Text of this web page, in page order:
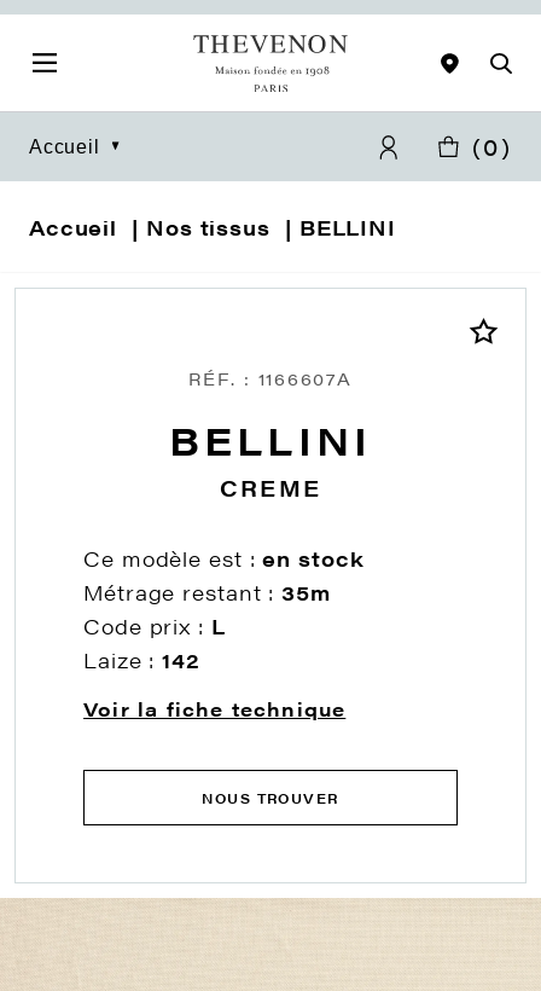
Accueil (0)
Accueil Nos tissus BELLINI
RÉF. : 1166607A
BELLINI
CREME
Ce modèle est :en stock
Métrage restant :35m
Code prix : L
Laize :142
Voir la fiche technique
NOUS TROUVER